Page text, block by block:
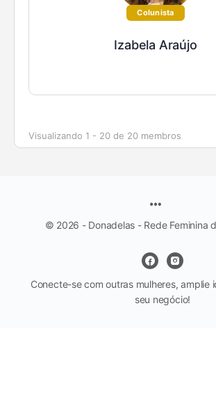
Colunista
Izabela Araújo
Visualizando 1 - 20 de 20 membros
© 2026 - Donadelas - Rede Feminina
Conecte-se com outras mulheres, amplie
seu negócio!